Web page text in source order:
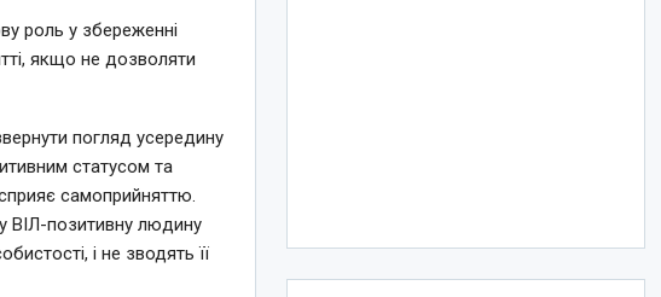
роль у збереженні
якщо не дозволяти
погляд усередину
статусом та
самоприйняттю.
ВІЛ-позитивну людину
і не зводять її